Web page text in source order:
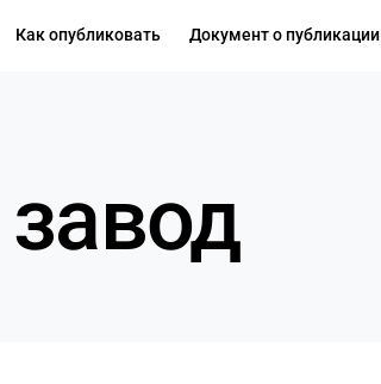
Как опубликовать Документ о публикации